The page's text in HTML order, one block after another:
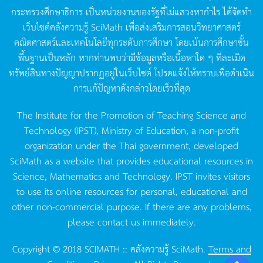
กระทรวงศึกษาธิการ เป็นหน่วยงานของรัฐที่ไม่แสวงหากำไรได้จัดทำ
เว็บไซต์คลังความรู้SciMath เพื่อส่งเสริมการสอนวิทยาศาสตร์
คณิตศาสตร์และเทคโนโลยีทุกระดับการศึกษา โดยเน้นการศึกษาขั้น
พื้นฐานเป็นหลัก หากท่านพบว่ามีข้อมูลหรือเนื้อหาใด ๆ ที่ละเมิด
ทรัพย์สินทางปัญญาปรากฏอยู่ในเว็บไซต์โปรดแจ้งให้ทราบเพื่อดำเนิน
การแก้ปัญหาดังกล่าวโดยเร็วที่สุด
The Institute for the Promotion of Teaching Science and
Technology (IPST), Ministry of Education, a non-profit
organization under the Thai government, developed
SciMath as a website that provides educational resources in
Science, Mathematics and Technology. IPST invites visitors
to use its online resources for personal, educational and
other non-commercial purpose. If there are any problems,
please contact us immediately.
Copyright © 2018 SCIMATH :: คลังความรู้ SciMath.Terms and